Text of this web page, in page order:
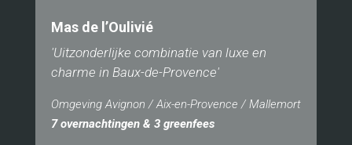
Mas de l’Oulivié
'Uitzonderlijke combinatie van luxe en
charme in Baux-de-Provence'
Omgeving Avignon / Aix-en-Provence / Mallemort
7 overnachtingen & 3 greenfees